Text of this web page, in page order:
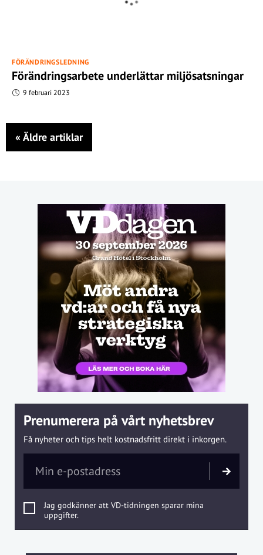
FÖRÄNDRINGSLEDNING
Förändringsarbete underlättar miljösatsningar
9 februari 2023
« Äldre artiklar
Prenumerera på vårt nyhetsbrev
Få nyheter och tips helt kostnadsfritt direkt i inkorgen.
Jag godkänner att VD-tidningen sparar mina
uppgifter.